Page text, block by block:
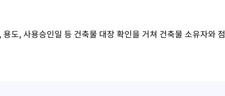
도, 사용승인일 등 건축물 대장 확인을 거쳐 건축물 소유자와 점